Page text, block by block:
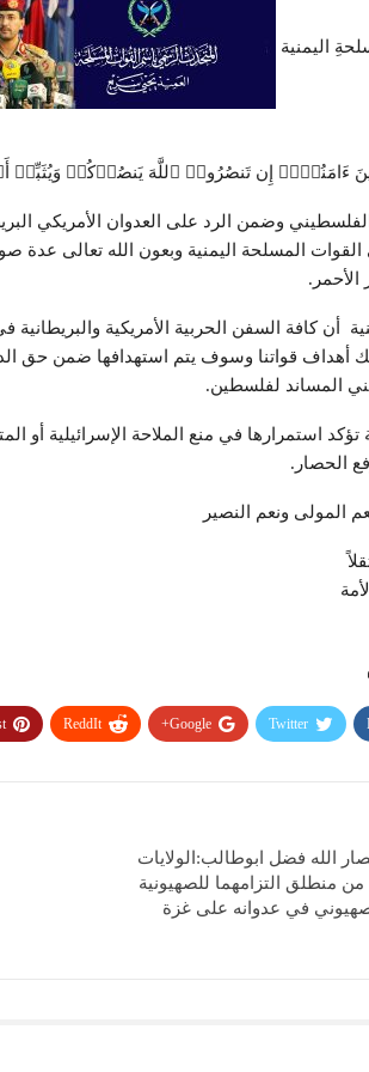
اليمنية
ءَامَنُوۤا۟ إِن تَنصُرُوا۟ ٱللَّهَ یَنصُرۡكُمۡ وَیُثَبِّتۡ
وضمن الرد على العدوان الأمريكي
المسلحة اليمنية وبعون الله تعالى عدة
أن كافة السفن الحربية الأمريكية
أهداف قواتنا وسوف يتم استهدافها ضمن حق
المساند لفلسطين.
تؤكد استمرارها في منع الملاحة الإسرائيلية
الحصار.
المولى ونعم النصير
Twitter
Google+
ReddIt
الله فضل ابوطالب:الولايات
من منطلق التزامهما للصهيونية
في عدوانه على غزة